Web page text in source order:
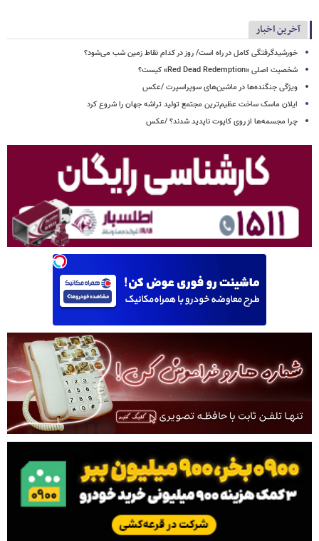
آخرین اخبار
خورشیدگرفتگی کامل در راه است/ روز در کدام نقاط زمین شب می‌شود؟
شخصیت اصلی «Red Dead Redemption» کیست؟
ویژگی جنگنده‌ها در ماشین‌های سوپراسپرت /عکس
ایلان ماسک ساخت عظیم‌ترین مجتمع تولید تراشه جهان را شروع کرد
چرا مجسمه‌ها از روی کاپوت‌ ناپدید شدند؟ /عکس